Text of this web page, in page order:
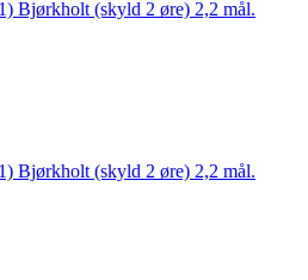
Bjørkholt (skyld 2 øre) 2,2 mål.
Bjørkholt (skyld 2 øre) 2,2 mål.